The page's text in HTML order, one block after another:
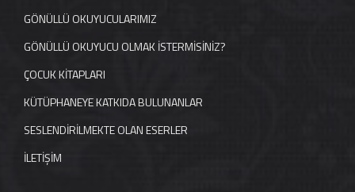
GÖNÜLLÜ OKUYUCULARIMIZ
GÖNÜLLÜ OKUYUCU OLMAK İSTERMİSİNİZ?
ÇOCUK KİTAPLARI
KÜTÜPHANEYE KATKIDA BULUNANLAR
SESLENDİRİLMEKTE OLAN ESERLER
İLETİŞİM